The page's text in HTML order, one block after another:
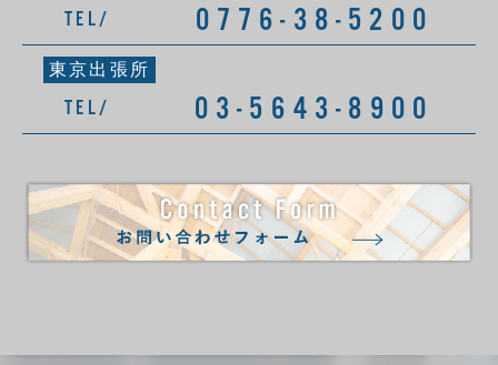
TEL/ 0776-38-5200
東京出張所
TEL/ 03-5643-8900